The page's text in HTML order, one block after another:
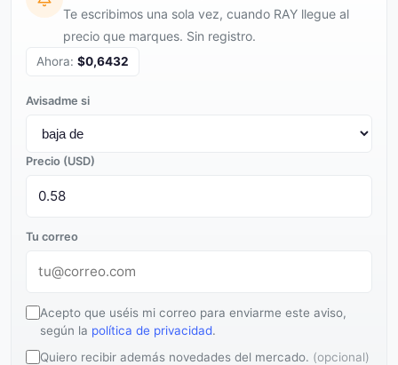
Te escribimos una sola vez, cuando RAY llegue al
precio que marques. Sin registro.
Ahora: $0,6432
Avisadme si
Precio (USD)
Tu correo
Acepto que uséis mi correo para enviarme este aviso,
según la política de privacidad.
Quiero recibir además novedades del mercado. (opcional)